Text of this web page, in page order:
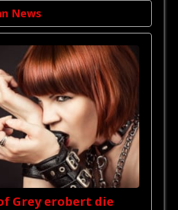
News
Grey erobert die